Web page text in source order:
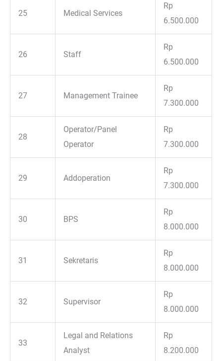
25 Medical Services
Rp
6.500.000
26 Staff
Rp
6.500.000
27 Management Trainee
Rp
7.300.000
28
Operator/Panel
Operator
Rp
7.300.000
29 Addoperation
Rp
7.300.000
30 BPS
Rp
8.000.000
31 Sekretaris
Rp
8.000.000
32 Supervisor
Rp
8.000.000
33
Legal and Relations
Analyst
Rp
8.200.000